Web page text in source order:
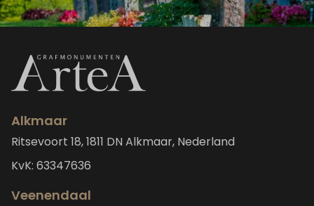
Alkmaar
Ritsevoort 18, 1811 DN Alkmaar, Nederland
KvK: 63347636
Veenendaal